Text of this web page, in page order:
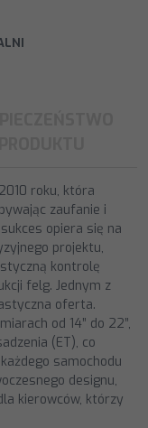
roku, która
zaufanie i
opiera się na
projektu,
kontrolę
felg. Jednym z
oferta.
od 14” do 22”,
(ET), co
samochodu
designu,
kierowców, którzy